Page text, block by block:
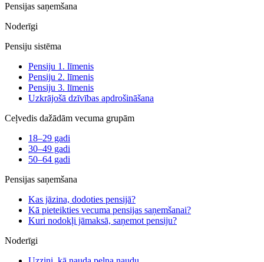
Pensijas saņemšana
Noderīgi
Pensiju sistēma
Pensiju 1. līmenis
Pensiju 2. līmenis
Pensiju 3. līmenis
Uzkrājošā dzīvības apdrošināšana
Ceļvedis dažādām vecuma grupām
18–29 gadi
30–49 gadi
50–64 gadi
Pensijas saņemšana
Kas jāzina, dodoties pensijā?
Kā pieteikties vecuma pensijas saņemšanai?
Kuri nodokļi jāmaksā, saņemot pensiju?
Noderīgi